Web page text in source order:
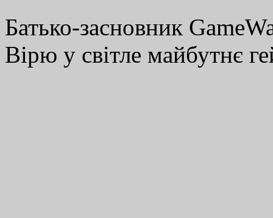
Батько-засновник
Вірю у світле майбутнє